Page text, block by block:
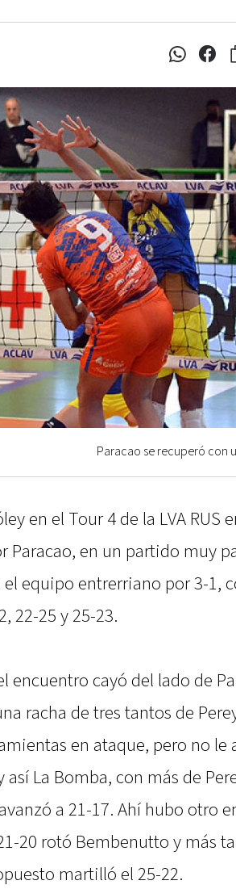
Paracao se recuperó con
en el Tour 4 de la LVA RUS
Paracao, en un partido muy
equipo entrerriano por 3-1,
22-25 y 25-23.
encuentro cayó del lado de
racha de tres tantos de
en ataque, pero no le
La Bomba, con más de
a 21-17. Ahí hubo otro
20 rotó Bembenutto y más
martilló el 25-22.